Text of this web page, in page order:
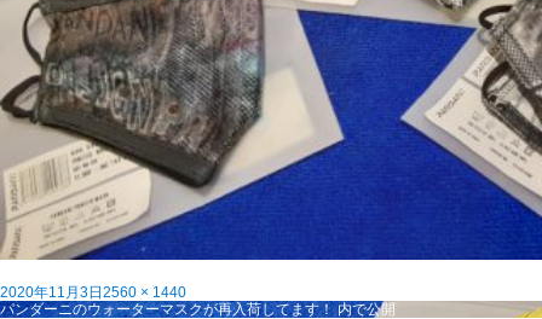
投
稿
2020年11月3日 フ
ル
2560 × 1440
投
パンダーニのウォーターマスクが再入荷してます！ 内で公開